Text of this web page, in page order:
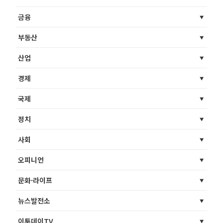
금융
부동산
산업
경제
국제
정치
사회
오피니언
문화·라이프
뉴스발전소
이투데이TV